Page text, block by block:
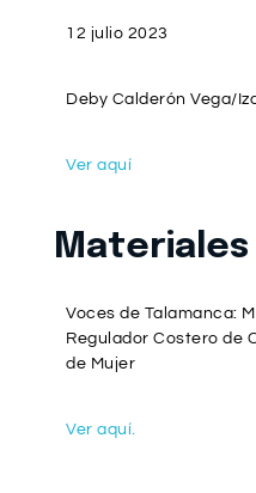
12 julio 2023
Deby Calderón Vega/
Ver aquí
Materiales
Voces de Talamanca:
Regulador Costero de
de Mujer
Ver aquí.